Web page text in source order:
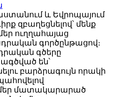
և Եվրոպայում
զբաղեցնելով՝ մենք
ուղղահայաց
գործընթացով։
գծերը
են՝
բարձրագույն որակի
մեր մատակարարած